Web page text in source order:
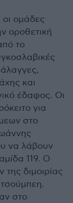
οι ομάδες
οροθετική
το
και
έδαφος. Οι
για
στο
να λάβουν
119. Ο
διμοιρίας
στο